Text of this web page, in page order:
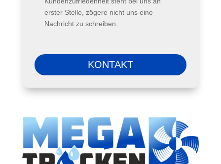
erster Stelle, zögere nicht uns eine
Nachricht zu schreiben.
KONTAKT